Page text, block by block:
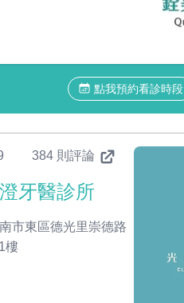
點我預約看診時段
384 則評論
牙醫診所
市東區德光里崇德路
樓